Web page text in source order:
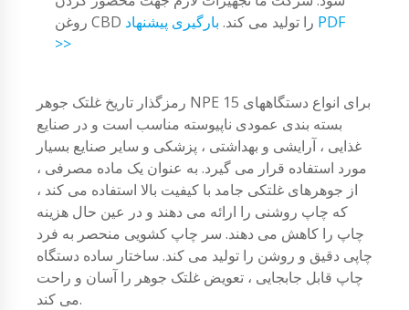
روغن CBD را تولید می کند. بارگیری پیشنهاد PDF
>>
رمزگذار تاریخ غلتک جوهر NPE 15 برای انواع دستگاههای
بسته بندی عمودی ناپیوسته مناسب است و در صنایع
غذایی ، آرایشی و بهداشتی ، پزشکی و سایر صنایع بسیار
مورد استفاده قرار می گیرد. به عنوان یک ماده مصرفی ،
از جوهرهای غلتکی جامد با کیفیت بالا استفاده می کند ،
که چاپ روشنی را ارائه می دهند و در عین حال هزینه
چاپ را کاهش می دهند. سر چاپ کشویی منحصر به فرد
چاپی دقیق و روشن را تولید می کند. ساختار ساده دستگاه
چاپ قابل جابجایی ، تعویض غلتک جوهر را آسان و راحت
می کند.